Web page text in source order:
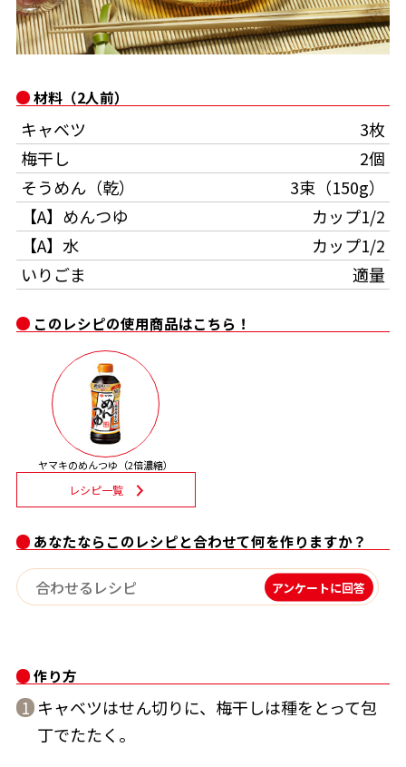
旨さ、別格。だし屋の鍋
サッと鍋® 楽チン鍋®
楽チン屋® ストレートつゆ
新鮮一番
汁物レシピ
おいしいレシピを商品から探す
かつお節レシピ
めんつゆレシピ
割烹白だしレシピ
レシピ特設サイト
割烹白だしレシピ特集
だし巻き卵特集
かつおだしが決め手！簡単茶碗蒸し
かつお節・だしをもっと知る
かつお節・だしを楽しむ
だしコミュ
- 百年対話
採用情報
- ジョブリターン制
ヤマキお客様相談室
オンラインショップ
Global
このレシピの使用商品はこちら！
ヤマキのめんつゆ（2倍濃縮）
レシピ一覧
あなたならこのレシピと合わせて何を作りますか？
アンケートに回答
作り方
1 キャベツはせん切りに、梅干しは種をとって包
丁でたたく。
材料（2人前）
キャベツ
3枚
梅干し
2個
そうめん（乾）
3束（150g）
【A】めんつゆ
カップ1/2
【A】水
カップ1/2
いりごま
適量